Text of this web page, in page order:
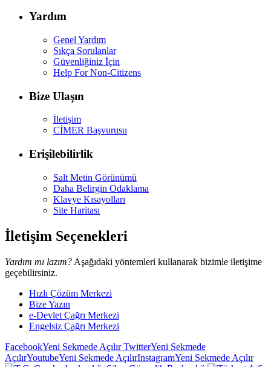
Yardım
Genel Yardım
Sıkça Sorulanlar
Güvenliğiniz İçin
Help For Non-Citizens
Bize Ulaşın
İletişim
CİMER Başvurusu
Erişilebilirlik
Salt Metin Görünümü
Daha Belirgin Odaklama
Klavye Kısayolları
Site Haritası
İletişim Seçenekleri
Yardım mı lazım? Aşağıdaki yöntemleri kullanarak bizimle iletişime
geçebilirsiniz.
Hızlı Çözüm Merkezi
Bize Yazın
e-Devlet Çağrı Merkezi
Engelsiz Çağrı Merkezi
FacebookYeni Sekmede AçılırTwitterYeni Sekmede
AçılırYoutubeYeni Sekmede AçılırInstagramYeni Sekmede Açılır